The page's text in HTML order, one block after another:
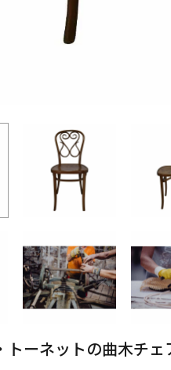
トーネットの曲木チ